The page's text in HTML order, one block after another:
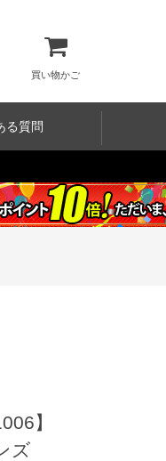
買い物かご
る質問
】
ズ